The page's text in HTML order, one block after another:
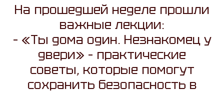
На прошедшей неделе прошли
важные лекции:
– «Ты дома один. Незнакомец у
двери» – практические
советы, которые помогут
сохранить безопасность в